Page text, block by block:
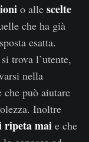
o alle scelte
che ha già
esatta.
trova l’utente,
nella
che può aiutare
Inoltre
ripeta mai e che